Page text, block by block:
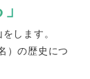
します。
）の歴史につ